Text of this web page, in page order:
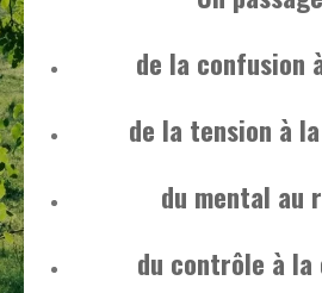
de la confusion
de la tension à
du mental au
du contrôle à la